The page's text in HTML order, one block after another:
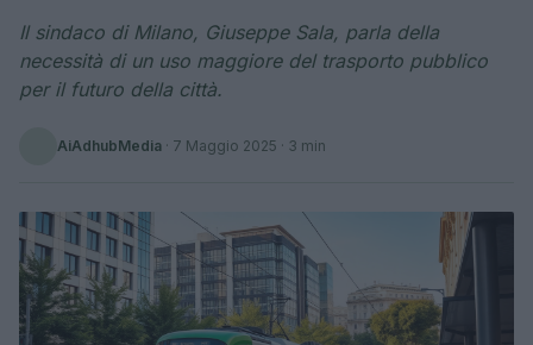
Il sindaco di Milano, Giuseppe Sala, parla della
necessità di un uso maggiore del trasporto pubblico
per il futuro della città.
AiAdhubMedia · 7 Maggio 2025 · 3 min